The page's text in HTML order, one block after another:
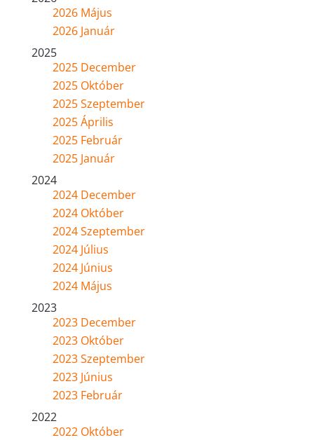
2026 Május
2026 Január
2025
2025 December
2025 Október
2025 Szeptember
2025 Április
2025 Február
2025 Január
2024
2024 December
2024 Október
2024 Szeptember
2024 Július
2024 Június
2024 Május
2023
2023 December
2023 Október
2023 Szeptember
2023 Június
2023 Február
2022
2022 Október